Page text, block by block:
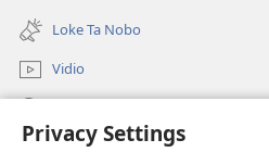
Privacy Settings
new
window)
Loke Ta Nobo
Vidio